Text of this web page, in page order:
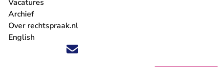
Volg ons op X (Twitter) - U verlaat Rechtspraak.nl
Volg ons op Facebook - U verlaat Rechtspraak.nl
Volg ons op Instagram - U verlaat Rechtspraak.nl
Volg ons op Youtube - U verlaat Rechtspraak.nl
Volg ons op LinkedIn - U verlaat
'Blijf op de hoogte' nieuwsbrief - U verlaat
Vacatures
- U verlaat Rechtspraak.nl
Archief
Over rechtspraak.nl
English